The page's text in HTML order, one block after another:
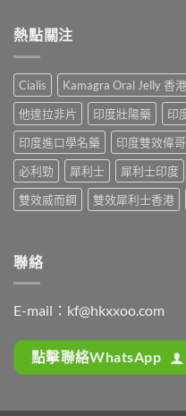
解
服
用
到
藥
效
消
的
全
享：
槍
俠」
到
重
拾
性
的
真
地
起
效
時
間
與
正
用
法
揮、
用〉
中
必
利
起
效
時
間
全
解
析：
西
地
那
汀
雙
機
制、
用
熱點關注
Cialis Kamagra Oral Jelly 香港
他達拉非片
印度壯陽藥 印
印度進口學名藥
印度雙效偉哥
必利勁
犀利士 犀利士印度
雙效威而鋼
雙效犀利士香港
聯絡
E-mail： kf@hkxxoo.com
點擊聯絡WhatsApp